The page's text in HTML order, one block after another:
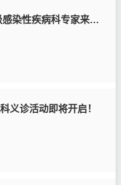
【医讯】12月26日省级感染性疾病科专家来院坐诊及教学查房
义诊活动即将开启！